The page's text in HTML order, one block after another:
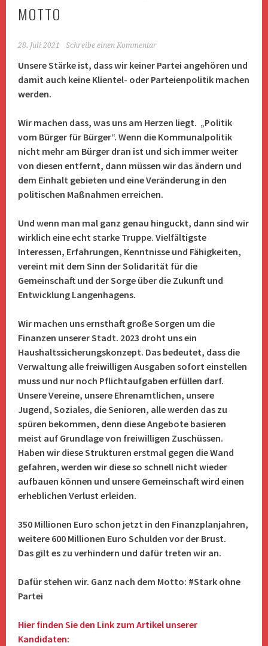
MOTTO
28. Juli 2021 Schreibe einen Kommentar
Unsere Stärke ist, dass wir keiner Partei angehören und
damit auch keine Klientel- oder Parteienpolitik machen
werden.
Wir machen dass, was uns am Herzen liegt. „Politik
vom Bürger für Bürger“. Wenn die Kommunalpolitik
nicht mehr am Bürger dran ist und sich immer weiter
von diesen entfernt, dann müssen wir das ändern und
dem Einhalt gebieten und eine Veränderung in den
politischen Maßnahmen erreichen.
Und wenn man mal ganz genau hinguckt, dann sind wir
wirklich eine echt starke Truppe. Vielfältigste
Interessen, Erfahrungen, Kenntnisse und Fähigkeiten,
vereint mit dem Sinn derSolidarität für die
Gemeinschaft und der Sorge über die Zukunft und
Entwicklung Langenhagens.
Wir machen uns ernsthaft große Sorgen um die
Finanzen unserer Stadt. 2023 droht uns ein
Haushaltssicherungskonzept. Das bedeutet, dass die
Verwaltung alle freiwilligen Ausgaben sofort einstellen
muss und nur noch Pflichtaufgaben erfüllen darf.
Unsere Vereine, unsere Ehrenamtlichen, unsere
Jugend, Soziales, die Senioren, alle werden das zu
spüren bekommen, denn diese Angebote basieren
meist auf Grundlage von freiwilligen Zuschüssen.
Haben wir diese Strukturen erstmal gegen die Wand
gefahren, werden wir diese so schnell nicht wieder
aufbauen können und unsere Gemeinschaft wird einen
erheblichen Verlust erleiden.
350 Millionen Euro schon jetzt in den Finanzplanjahren,
weitere 600 Millionen Euro Schulden vor der Brust.
Das gilt es zu verhindern und dafür treten wir an.
Dafür stehen wir. Ganz nach dem Motto: #Stark ohne
Partei
Hier finden Sie den Link zum Artikel unserer
Kandidaten: